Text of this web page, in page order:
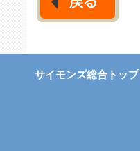
サイモンズ総合トップ